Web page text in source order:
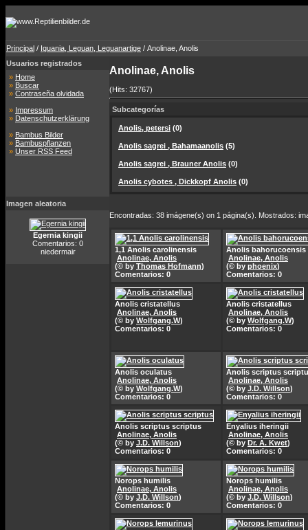
Principal / Iguania, Leguan, Leguanartige / Anolinae, Anolis
Usuarios registrados
» Home
» Buscar
» Contraseña olvidada
» Impressum
» Datenschutzerklärung
» Bambus Bilder
» Bambuspflanzen
» Unser RSS Feed
Imagen aleatoria
Egernia kingii
Comentarios: 0
niedermair
Anolinae, Anolis
(Hits: 32767)
Subcategorías
Anolis, petersi (0)
Anolis sagrei , Bahamaanolis (5)
Anolis sagrei , Brauner Anolis (0)
Anolis cybotes , Dickkopf Anolis (0)
Encontradas: 38 imágene(s) on 1 página(s). Mostrados:
1,1 Anolis carolinensis
Anolinae, Anolis
(© by Thomas Hofmann)
Comentarios: 0
Anolis bahorucoensis
Anolinae, Anolis
(© by phoenix)
Comentarios: 0
Anolis cristatellus
Anolinae, Anolis
(© by Wolfgang.W)
Comentarios: 0
Anolis cristatellus
Anolinae, Anolis
(© by Wolfgang.W)
Comentarios: 0
Anolis oculatus
Anolinae, Anolis
(© by Wolfgang.W)
Comentarios: 0
Anolis scriptus
Anolinae, Anolis
(© by J.D. Willson)
Comentarios: 0
Anolis scriptus scriptus
Anolinae, Anolis
(© by J.D. Willson)
Comentarios: 0
Enyalius iheringii
Anolinae, Anolis
(© by Dr. A. Kwet)
Comentarios: 0
Norops humilis
Anolinae, Anolis
(© by J.D. Willson)
Comentarios: 0
Norops humilis
Anolinae, Anolis
(© by J.D. Willson)
Comentarios: 0